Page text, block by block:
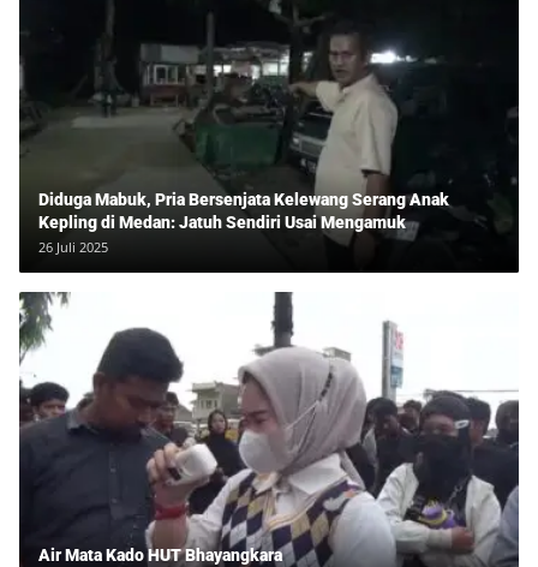
Diduga Mabuk, Pria Bersenjata Kelewang Serang Anak
Kepling di Medan: Jatuh Sendiri Usai Mengamuk
26 Juli 2025
Air Mata Kado HUT Bhayangkara